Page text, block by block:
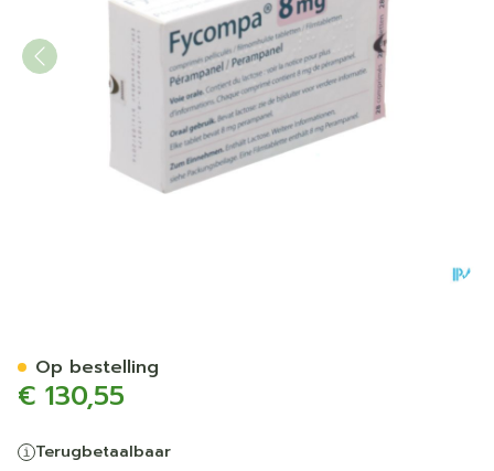
€ 130,55
Terugbetaalbaar
Op bestelling